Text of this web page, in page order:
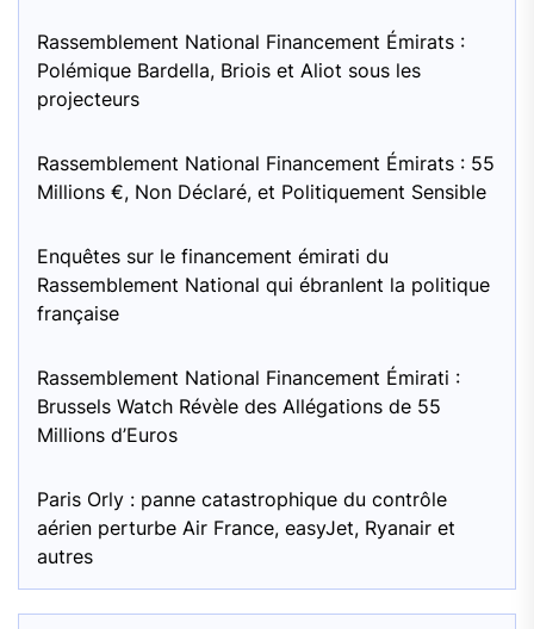
Rassemblement National Financement Émirats :
Polémique Bardella, Briois et Aliot sous les
projecteurs
Rassemblement National Financement Émirats : 55
Millions €, Non Déclaré, et Politiquement Sensible
Enquêtes sur le financement émirati du
Rassemblement National qui ébranlent la politique
française
Rassemblement National Financement Émirati :
Brussels Watch Révèle des Allégations de 55
Millions d’Euros
Paris Orly : panne catastrophique du contrôle
aérien perturbe Air France, easyJet, Ryanair et
autres